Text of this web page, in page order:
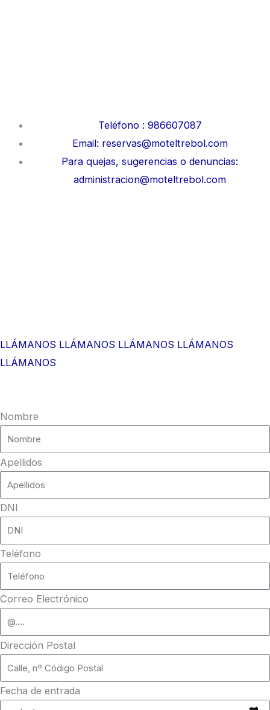
Teléfono : 986607087
Email: reservas@moteltrebol.com
Para quejas, sugerencias o denuncias:
administracion@moteltrebol.com
LLÁMANOS LLÁMANOS LLÁMANOS LLÁMANOS
LLÁMANOS
Nombre
Apellidos
DNI
Teléfono
Correo Electrónico
Dirección Postal
Fecha de entrada